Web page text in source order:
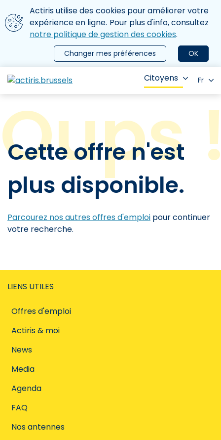
Aller au contenu principal
Nous utilisons des cookies
Actiris utilise des cookies pour améliorer votre
expérience en ligne. Pour plus d'info, consultez
notre politique de gestion des cookies.
OK
Changer mes préférences
le menu
Citoyens Fr
Cette offre n'est
plus disponible.
Parcourez nos autres offres d'emploi pour continuer
votre recherche.
LIENS UTILES
Offres d'emploi
Actiris & moi
News
Media
Agenda
FAQ
Nos antennes